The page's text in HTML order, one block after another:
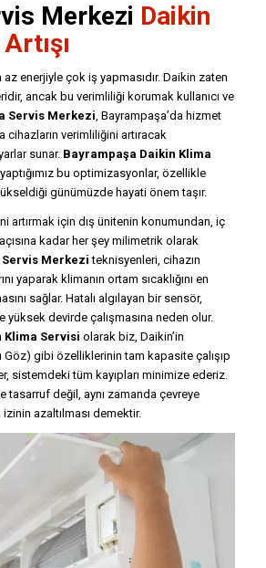
Merkezi Daikin
enerjiyle çok iş yapmasıdır. Daikin zaten
ancak bu verimliliği korumak kullanıcı ve
Servis Merkezi, Bayrampaşa’da hizmet
verimliliğini artıracak
sunar. Bayrampaşa Daikin Klima
bu optimizasyonlar, özellikle
günümüzde hayati önem taşır.
artırmak için dış ünitenin konumundan, iç
kadar her şey milimetrik olarak
Servis Merkezi teknisyenleri, cihazın
yaparak klimanın ortam sıcaklığını en
sağlar. Hatalı algılayan bir sensör,
yüksek devirde çalışmasına neden olur.
Klima Servisi olarak biz, Daikin’in
Göz) gibi özelliklerinin tam kapasite çalışıp
sistemdeki tüm kayıpları minimize ederiz.
tasarruf değil, aynı zamanda çevreye
izinin azaltılması demektir.